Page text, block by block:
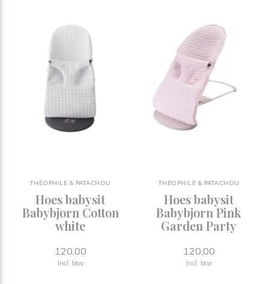
THÉOPHILE & PATACHOU
Hoes babysit
Babybjorn Cotton
white
120,00
Incl. btw
THÉOPHILE & PATACHOU
Hoes babysit
Babybjorn Pink
Garden Party
120,00
Incl. btw